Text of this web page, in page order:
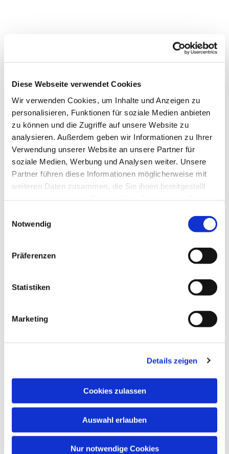
Diese Webseite verwendet Cookies
Wir verwenden Cookies, um Inhalte und Anzeigen zu
personalisieren, Funktionen für soziale Medien anbieten
zu können und die Zugriffe auf unsere Website zu
analysieren. Außerdem geben wir Informationen zu Ihrer
Verwendung unserer Website an unsere Partner für
soziale Medien, Werbung und Analysen weiter. Unsere
Partner führen diese Informationen möglicherweise mit
weiteren Daten zusammen, die Sie ihnen bereitgestellt
Notwendig
Präferenzen
Statistiken
Marketing
Details zeigen
Cookies zulassen
Auswahl erlauben
Nur notwendige Cookies
NAVIGATION
Pfarrei
Lebensbegleitung
Schleider Hauptstraße 16
036967 596795